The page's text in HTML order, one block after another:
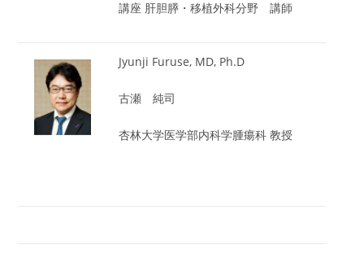
講座 肝胆膵・移植外科分野 講師
Jyunji Furuse, MD, Ph.D
古瀬 純司
杏林大学医学部内科学腫瘍科 教授